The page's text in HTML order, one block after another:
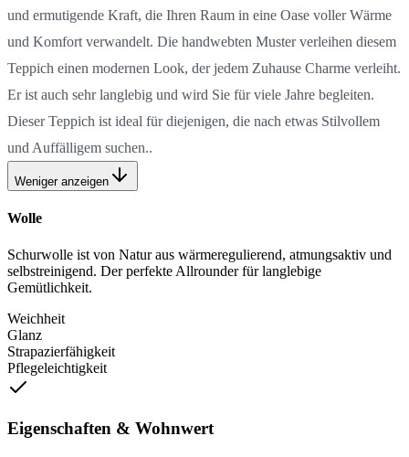
und ermutigende Kraft, die Ihren Raum in eine Oase voller Wärme
und Komfort verwandelt. Die handwebten Muster verleihen diesem
Teppich einen modernen Look, der jedem Zuhause Charme verleiht.
Er ist auch sehr langlebig und wird Sie für viele Jahre begleiten.
Dieser Teppich ist ideal für diejenigen, die nach etwas Stilvollem
und Auffälligem suchen..
Weniger anzeigen
Wolle
Schurwolle ist von Natur aus wärmeregulierend, atmungsaktiv und
selbstreinigend. Der perfekte Allrounder für langlebige
Gemütlichkeit.
Weichheit
Glanz
Strapazierfähigkeit
Pflegeleichtigkeit
Eigenschaften & Wohnwert